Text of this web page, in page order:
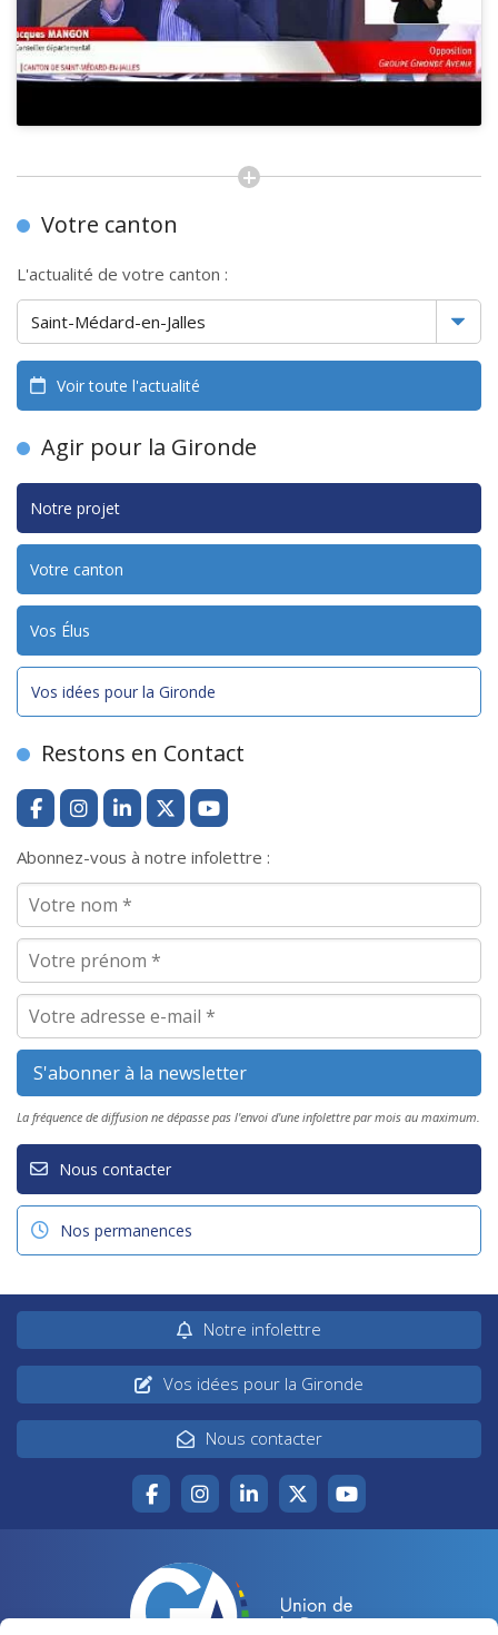
Votre canton
L'actualité de votre canton :
Voir toute l'actualité
Agir pour la Gironde
Notre projet
Votre canton
Vos Élus
Vos idées pour la Gironde
Restons en Contact
Abonnez-vous à notre infolettre :
La fréquence de diffusion ne dépasse pas l'envoi d'une infolettre par mois au maximum.
Nous contacter
Nos permanences
Notre infolettre
Vos idées pour la Gironde
Nous contacter